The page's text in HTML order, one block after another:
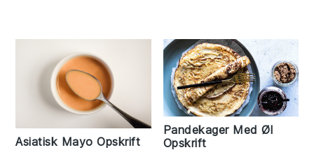
Asiatisk Mayo Opskrift
Pandekager Med Øl
Opskrift